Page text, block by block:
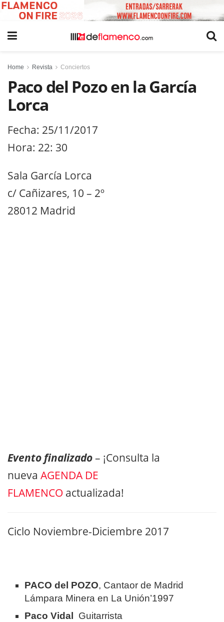
Home Revista Conciertos
Paco del Pozo en la García
Lorca
Fecha: 25/11/2017
Hora: 22: 30
Sala García Lorca
c/ Cañizares, 10 – 2º
28012 Madrid
Evento finalizado– ¡Consulta la
nueva AGENDA DE
FLAMENCO actualizada!
Ciclo Noviembre-Diciembre 2017
PACO del POZO, Cantaor de Madrid
Lámpara Minera en La Unión’1997
Paco Vidal
Guitarrista